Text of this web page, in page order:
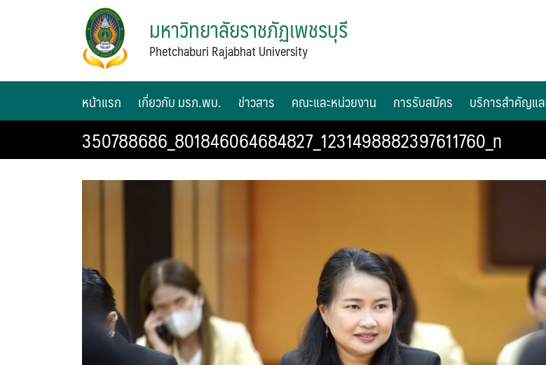
มหาวิทยาลัยราชภัฏเพชรบุรี
Phetchaburi Rajabhat University
หน้าแรก เกี่ยวกับ มรภ.พบ. ข่าวสาร คณะและหน่วยงาน การรับสมัคร บริการสำคัญแ
350788686_801846064684827_1231498882397611760_n